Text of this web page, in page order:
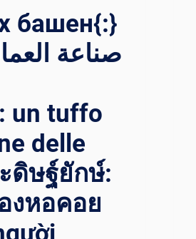
башен{:}
un tuffo
delle
ดิษฐ์ยักษ์:
งหอคอย